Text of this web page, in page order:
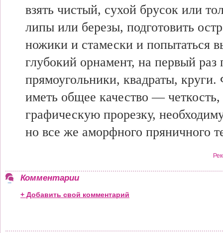
взять чистый, сухой брусок или
липы или березы, подготовить
ножики и стамески и попытаться
глубокий орнамент, на первый
прямоугольники, квадраты,
иметь общее качество —
графическую прорезку,
но все же аморфного пряничного
Комментарии
+ Добавить свой комментарий